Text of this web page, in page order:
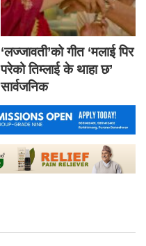
‘लज्जावती’को गीत ‘मलाई पिर
परेको तिम्लाई के थाहा छ’
सार्वजनिक